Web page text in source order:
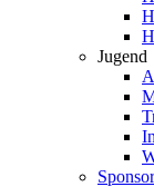
Jugend